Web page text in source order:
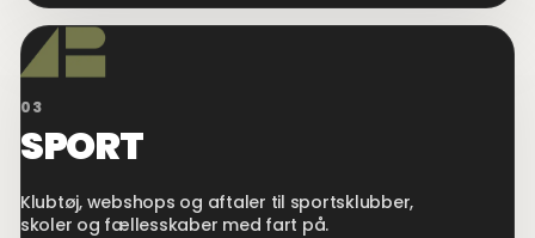
03
SPORT
Klubtøj, webshops og aftaler til sportsklubber,
skoler og fællesskaber med fart på.